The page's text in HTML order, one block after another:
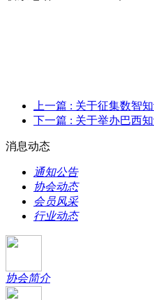
上一篇 : 关于征集数智
下一篇 : 关于举办巴西
消息动态
通知公告
协会动态
会员风采
行业动态
协会简介